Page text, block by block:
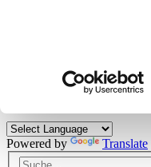
Herzlich
Kunden viele nützliche
Powered by Translate